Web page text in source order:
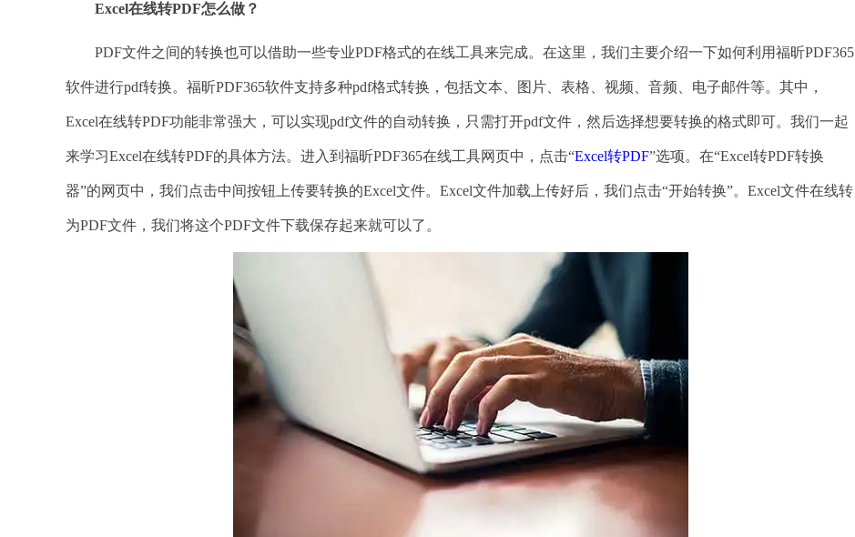
Excel在线转PDF怎么做？
PDF文件之间的转换也可以借助一些专业PDF格式的在线工具来完成。在这里，我们主要介绍一下如何利用福昕PDF365
软件进行pdf转换。福昕PDF365软件支持多种pdf格式转换，包括文本、图片、表格、视频、音频、电子邮件等。其中，
Excel在线转PDF功能非常强大，可以实现pdf文件的自动转换，只需打开pdf文件，然后选择想要转换的格式即可。我们一起
来学习Excel在线转PDF的具体方法。进入到福昕PDF365在线工具网页中，点击“Excel转PDF”选项。在“Excel转PDF转换
器”的网页中，我们点击中间按钮上传要转换的Excel文件。Excel文件加载上传好后，我们点击“开始转换”。Excel文件在线转
为PDF文件，我们将这个PDF文件下载保存起来就可以了。